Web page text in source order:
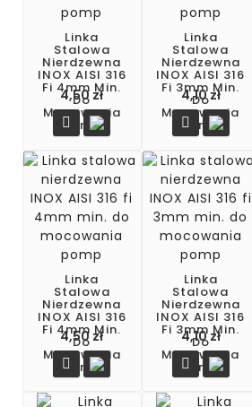
Linka
Stalowa
Nierdzewna
INOX AISI 316
Fi 4mm Min.
Do
Mocowania
Pomp
4,50 zł

Linka
Stalowa
Nierdzewna
INOX AISI 316
Fi 4mm Min.
Do
Mocowania
Pomp
4,50 złCena

Linka
Stalowa
Nierdzewna
INOX AISI 316
Fi 3mm Min.
Do
Mocowania
Pomp
4,10 zł

Linka
Stalowa
Nierdzewna
INOX AISI 316
Fi 3mm Min.
Do
Mocowania
Pomp
4,10 złCena
